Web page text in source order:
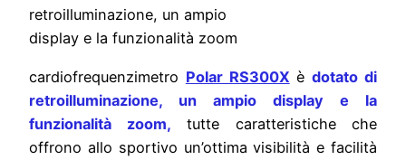
retroilluminazione, un ampio
display e la funzionalità zoom
cardiofrequenzimetro Polar RS300X èdotato di
retroilluminazione, un ampio display
e la
funzionalità zoom, tutte caratteristiche che
offrono allo sportivo un’ottima visibilità e facilità